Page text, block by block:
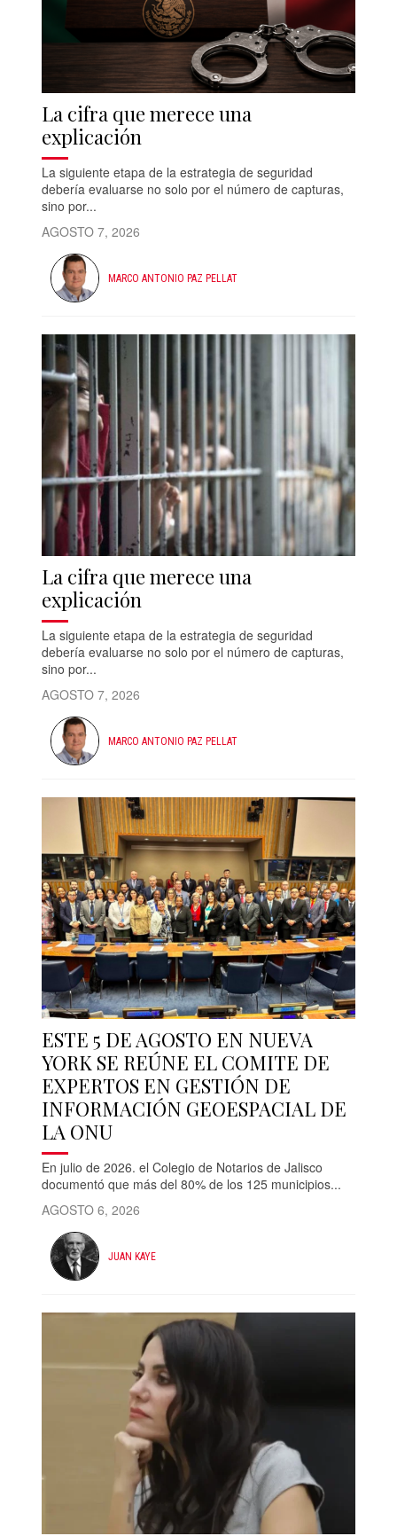
La cifra que merece una
explicación
La siguiente etapa de la estrategia de seguridad
debería evaluarse no solo por el número de capturas,
sino por...
AGOSTO 7, 2026
MARCO ANTONIO PAZ PELLAT
La cifra que merece una
explicación
La siguiente etapa de la estrategia de seguridad
debería evaluarse no solo por el número de capturas,
sino por...
AGOSTO 7, 2026
MARCO ANTONIO PAZ PELLAT
ESTE 5 DE AGOSTO EN NUEVA
YORK SE REÚNE EL COMITE DE
EXPERTOS EN GESTIÓN DE
INFORMACIÓN GEOESPACIAL DE
LA ONU
En julio de 2026. el Colegio de Notarios de Jalisco
documentó que más del 80% de los 125 municipios...
AGOSTO 6, 2026
JUAN KAYE